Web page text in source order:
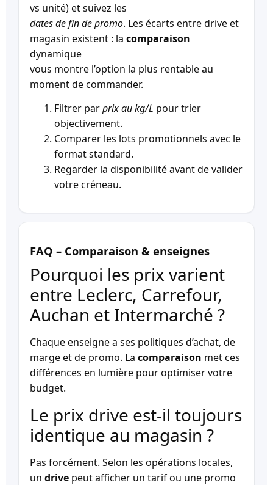
vs unité) et suivez les
dates de fin de promo. Les écarts entre drive et
magasin existent : la comparaison
dynamique
vous montre l’option la plus rentable au
moment de commander.
Filtrer parprix au kg/L pour trier
objectivement.
Comparer les lots promotionnels avec le
format standard.
Regarder la disponibilité avant de valider
votre créneau.
FAQ – Comparaison & enseignes
Pourquoi les prix varient
entre Leclerc, Carrefour,
Auchan et Intermarché ?
Chaque enseigne a ses politiques d’achat, de
marge et de promo. La comparaison met ces
différences en lumière pour optimiser votre
budget.
Le prix drive est-il toujours
identique au magasin ?
Pas forcément. Selon les opérations locales,
un drive peut afficher un tarif ou une promo